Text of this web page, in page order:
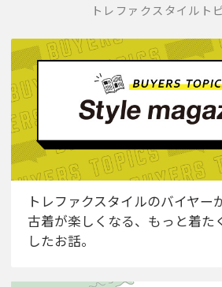
トレファクスタイルト
トレファクスタイルのバイヤー
古着が楽しくなる、もっと着た
したお話。